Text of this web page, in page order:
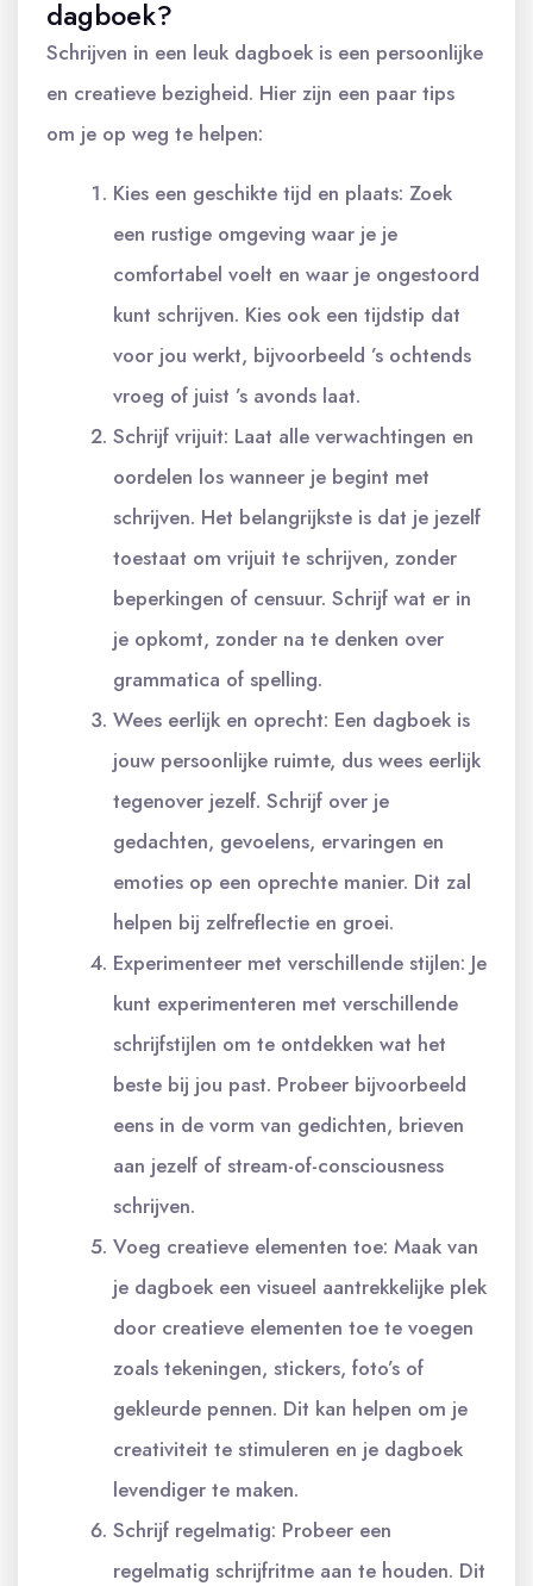
dagboek?
Schrijven in een leuk dagboek is een persoonlijke
en creatieve bezigheid. Hier zijn een paar tips
om je op weg te helpen:
Kies een geschikte tijd en plaats: Zoek
een rustige omgeving waar je je
comfortabel voelt en waar je ongestoord
kunt schrijven. Kies ook een tijdstip dat
voor jou werkt, bijvoorbeeld ’s ochtends
vroeg of juist ’s avonds laat.
Schrijf vrijuit: Laat alle verwachtingen en
oordelen los wanneer je begint met
schrijven. Het belangrijkste is dat je jezelf
toestaat om vrijuit te schrijven, zonder
beperkingen of censuur. Schrijf wat er in
je opkomt, zonder na te denken over
grammatica of spelling.
Wees eerlijk en oprecht: Een dagboek is
jouw persoonlijke ruimte, dus wees eerlijk
tegenover jezelf. Schrijf over je
gedachten, gevoelens, ervaringen en
emoties op een oprechte manier. Dit zal
helpen bij zelfreflectie en groei.
Experimenteer met verschillende stijlen: Je
kunt experimenteren met verschillende
schrijfstijlen om te ontdekken wat het
beste bij jou past. Probeer bijvoorbeeld
eens in de vorm van gedichten, brieven
aan jezelf of stream-of-consciousness
schrijven.
Voeg creatieve elementen toe: Maak van
je dagboek een visueel aantrekkelijke plek
door creatieve elementen toe te voegen
zoals tekeningen, stickers, foto’s of
gekleurde pennen. Dit kan helpen om je
creativiteit te stimuleren en je dagboek
levendiger te maken.
Schrijf regelmatig: Probeer een
regelmatig schrijfritme aan te houden. Dit